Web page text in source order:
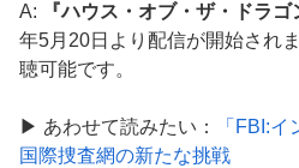
A:
『ハウス・オブ・ザ・ドラ
年5月20日より配信が開始され
聴可能です。
▶ あわせて読みたい：
「FBI:
国際捜査網の新たな挑戦